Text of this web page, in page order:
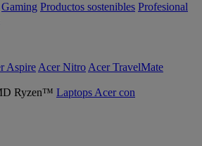
Gaming Productos sostenibles Profesional
Aspire Acer Nitro Acer TravelMate
Laptops Acer con